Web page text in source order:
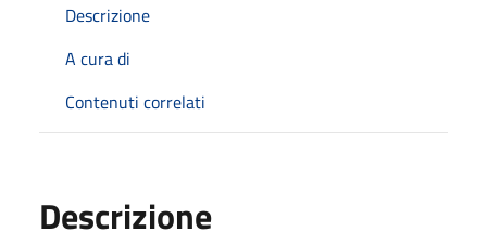
Descrizione
A cura di
Contenuti correlati
Descrizione